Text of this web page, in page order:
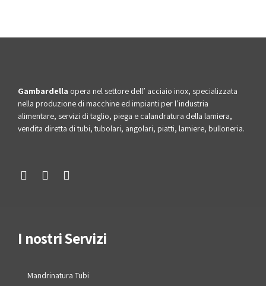
Gambardella opera nel settore dell’ acciaio inox, specializzata
nella produzione di macchine ed impianti per l’industria
alimentare, servizi di taglio, piega e calandratura della lamiera,
vendita diretta di tubi, tubolari, angolari, piatti, lamiere, bulloneria.
I nostri Servizi
Mandrinatura Tubi